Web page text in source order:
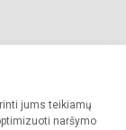
jums teikiamų
naršymo
teisės saugomos.
griežtai draudžiama.